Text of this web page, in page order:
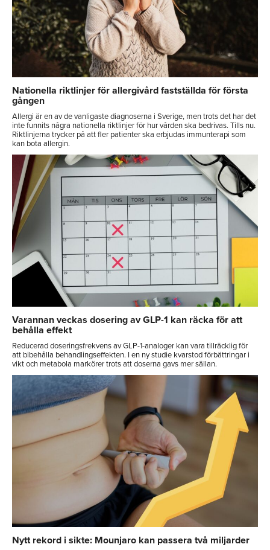
Nationella riktlinjer för allergivård fastställda för första
gången
Allergi är en av de vanligaste diagnoserna i Sverige, men trots det har det
inte funnits några nationella riktlinjer för hur vården ska bedrivas. Tills nu.
Riktlinjerna trycker på att fler patienter ska erbjudas immunterapi som
kan bota allergin.
Varannan veckas dosering av GLP-1 kan räcka för att
behålla effekt
Reducerad doseringsfrekvens av GLP-1-analoger kan vara tillräcklig för
att bibehålla behandlingseffekten. I en ny studie kvarstod förbättringar i
vikt och metabola markörer trots att doserna gavs mer sällan.
Nytt rekord i sikte: Mounjaro kan passera två miljarder